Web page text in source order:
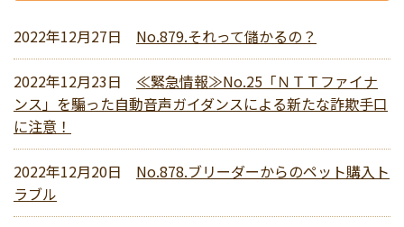
2022年12月27日 No.879.それって儲かるの？
2022年12月23日
≪緊急情報≫No.25「ＮＴＴファイナ
ンス」を騙った自動音声ガイダンスによる新たな詐欺手口
に注意！
2022年12月20日
No.878.ブリーダーからのペット購入ト
ラブル